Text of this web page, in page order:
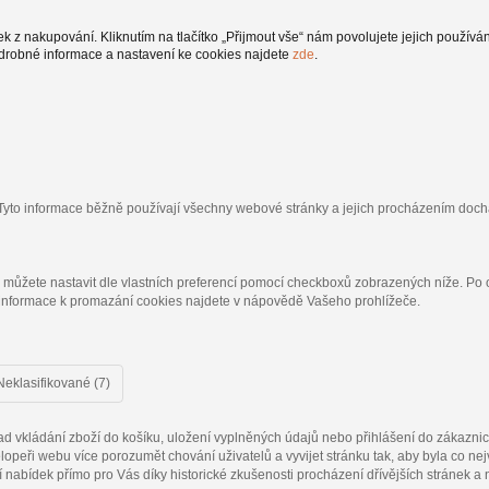
nakupování. Kliknutím na tlačítko „Přijmout vše“ nám povolujete jejich
informace a nastavení ke cookies najdete zde.
informace běžně používají všechny webové stránky a jejich procházením
nastavit dle vlastních preferencí pomocí checkboxů zobrazených níže.
k promazání cookies najdete v nápovědě Vašeho prohlížeče.
(7)
vkládání zboží do košíku, uložení vyplněných údajů nebo přihlášení do
webu více porozumět chování uživatelů a vyvijet stránku tak, aby byla co
přímo pro Vás díky historické zkušenosti procházení dřívějších stránek a